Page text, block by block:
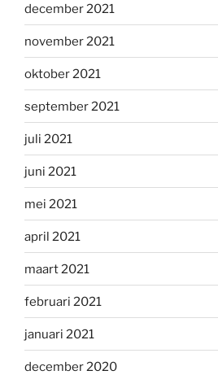
december 2021
november 2021
oktober 2021
september 2021
juli 2021
juni 2021
mei 2021
april 2021
maart 2021
februari 2021
januari 2021
december 2020